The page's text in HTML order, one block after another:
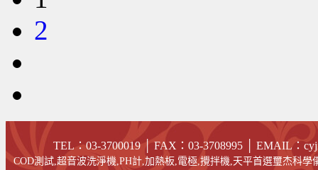
2
TEL：03-3700019 │ FAX ：03-3708995 EMAIL：
COD測試,超音波洗淨機,PH計,加熱板,電極,攪拌機,天平首選璽杰科